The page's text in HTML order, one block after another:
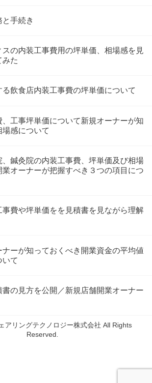
手続き
の内装工事費用の坪単価、相場感を見
みた
飲食店内装工事費の坪単価について
、工事坪単価について新規オーナーが知
場感について
、鍼灸院の内装工事費、坪単価及び相場
オーナーが把握すべき３つの項目につ
事費や坪単価をを見積書を見ながら理解
ナーが知っておくべき開業資金の平均値
いて
書の見方を公開／新規店舗開業オーナー
アリングテクノロジー株式会社 All Rights
Reserved.